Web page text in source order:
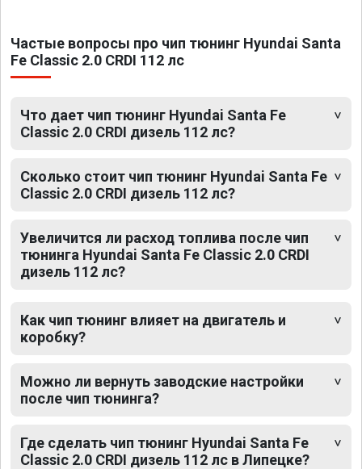
Частые вопросы про чип тюнинг Hyundai Santa
Fe Classic 2.0 CRDI 112 лс
Что дает чип тюнинг Hyundai Santa Fe
Classic 2.0 CRDI дизель 112 лс?
Сколько стоит чип тюнинг Hyundai Santa Fe
Classic 2.0 CRDI дизель 112 лс?
Увеличится ли расход топлива после чип
тюнинга Hyundai Santa Fe Classic 2.0 CRDI
дизель 112 лс?
Как чип тюнинг влияет на двигатель и
коробку?
Можно ли вернуть заводские настройки
после чип тюнинга?
Где сделать чип тюнинг Hyundai Santa Fe
Classic 2.0 CRDI дизель 112 лс в Липецке?